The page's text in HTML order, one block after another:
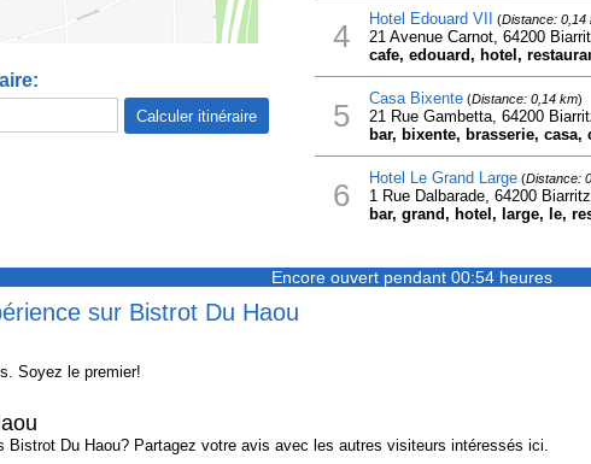
4 Hotel Edouard VII (Distance: 0,14
21 Avenue Carnot, 64200
cafe, edouard, hotel,
5 Casa Bixente(Distance: 0,14 km)
21 Rue Gambetta, 64200
bar, bixente, brasserie, casa,
6 Hotel Le Grand Large(Distance:
1 Rue Dalbarade, 64200 Biarritz
bar, grand, hotel, large, le,
Encore ouvert pendant 00:54 heures
sur Bistrot Du Haou
Soyez le premier!
Bistrot Du Haou? Partagez votre avis avec les autres visiteurs intéressés ici.